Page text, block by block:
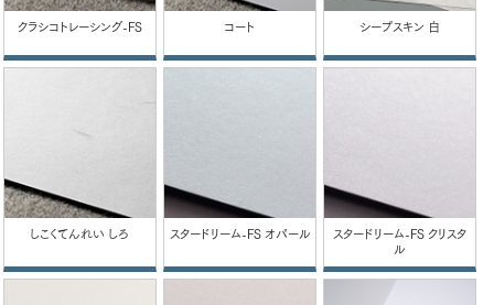
クラシコトレーシング-FS コート シープスキン 白
しこくてんれい しろ スタードリーム-FS オパール
スタードリーム-FS クリスタ
ル